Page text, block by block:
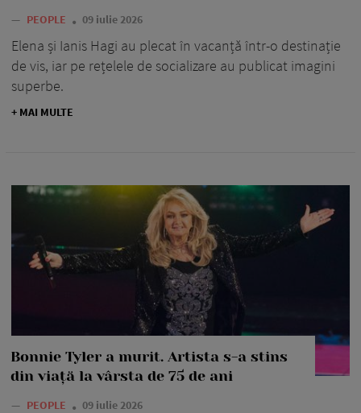
— PEOPLE 09 iulie 2026
Elena și Ianis Hagi au plecat în vacanță într-o destinație
de vis, iar pe rețelele de socializare au publicat imagini
superbe.
+ MAI MULTE
Bonnie Tyler a murit. Artista s-a stins
din viață la vârsta de 75 de ani
— PEOPLE 09 iulie 2026